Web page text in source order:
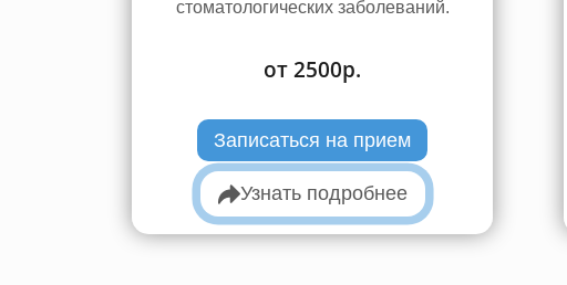
стоматологических заболеваний.
от 2500р.
Записаться на прием
Узнать подробнее